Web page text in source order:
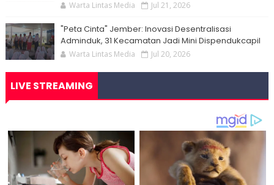
Warta Lintas Media Jul 21, 2026
"Peta Cinta" Jember: Inovasi Desentralisasi
Adminduk, 31 Kecamatan Jadi Mini Dispendukcapil
Warta Lintas Media Jul 20, 2026
LIVE STREAMING